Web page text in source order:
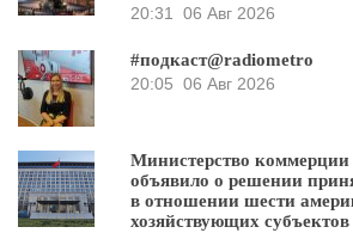
20:31
06 Авг 2026
#подкаст@radiometro
20:05 06 Авг 2026
Министерство
объявило о решении
в отношении шести
хозяйствующих субъектов